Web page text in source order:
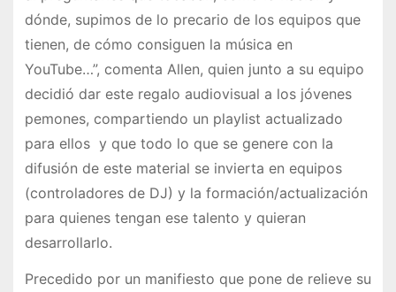
dónde, supimos de lo precario de los equipos que
tienen, de cómo consiguen la música en
YouTube…”, comenta Allen, quien junto a su equipo
decidió dar este regalo audiovisual a los jóvenes
pemones, compartiendo un playlist actualizado
para ellos y que todo lo que se genere con la
difusión de este material se invierta en equipos
(controladores de DJ) y la formación/actualización
para quienes tengan ese talento y quieran
desarrollarlo.
Precedido por un manifiesto que pone de relieve su